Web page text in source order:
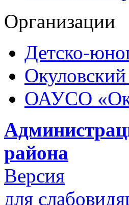
Организации
Детско-
ОАУСО
района
Версия
для